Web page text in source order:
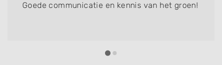
Goede communicatie en kennis van het groen!